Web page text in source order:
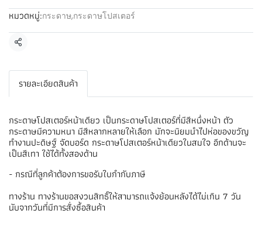
หมวดหมู่:กระดาษ,กระดาษโปสเตอร์
แชร์
รายละเอียดสินค้า
กระดาษโปสเตอร์หน้าเดียว เป็นกระดาษโปสเตอร์ที่มีสีหนึ่งหน้า ตัว
กระดาษมีความหนา มีสีหลากหลายให้เลือก มักจะนิยมนำไปห่อของขวัญ
ทำงานปะดิษฐ์ จัดบอร์ด กระดาษโปสเตอร์หน้าเดียวในสมใจ อีกด้านจะ
เป็นสีเทา ใช้ได้ทั้งสองด้าน
- กรณีที่ลูกค้าต้องการขอรับใบกำกับภาษี
ทางร้าน ทางร้านขอสงวนสิทธิ์ให้สามารถแจ้งย้อนหลังได้ไม่เกิน 7 วัน
นับจากวันที่มีการสั่งซื้อสินค้า